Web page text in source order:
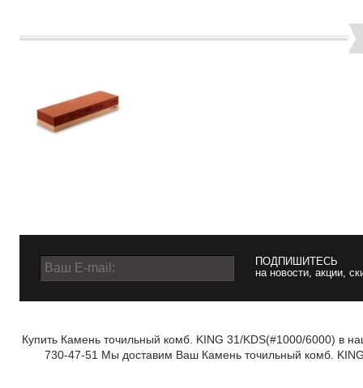
ПОДПИШИТЕСЬ
на новости, акции,
Купить Камень точильный комб. KING 31/KDS(#1000/6000) в
730-47-51 Мы доставим Ваш Камень точильный комб.